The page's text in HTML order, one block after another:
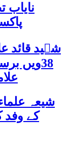
نایاب
شہید قائد
38ویں
شیعہ
کے